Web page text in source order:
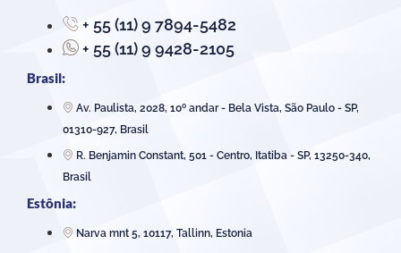
+ 55 (11) 9 7894-5482
+ 55 (11) 9 9428-2105
Brasil:
Av. Paulista, 2028, 10º andar - Bela Vista, São Paulo - SP,
01310-927, Brasil
R. Benjamin Constant, 501 - Centro, Itatiba - SP, 13250-340,
Brasil
Estônia:
Narva mnt 5, 10117, Tallinn, Estonia